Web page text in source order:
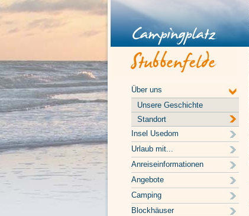
Über uns
Unsere Geschichte
Standort
Insel Usedom
Urlaub mit...
Anreiseinformationen
Angebote
Camping
Blockhäuser